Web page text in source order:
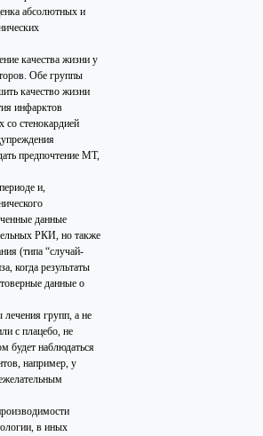
абсолютных и
качества жизни у
Обе группы
качество жизни
инфарктов
со стенокардией
предпочтение МТ,
и,
данные
РКИ, но также
(типа “случай-
когда результаты
данные о
групп, а не
с плацебо, не
будет наблюдаться
например, у
в иных